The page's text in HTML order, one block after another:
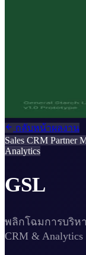
กลับหน้าผลงาน
Sales CRM Partner
Analytics
GSL
พลิกโฉมการบริห
CRM & Analytics